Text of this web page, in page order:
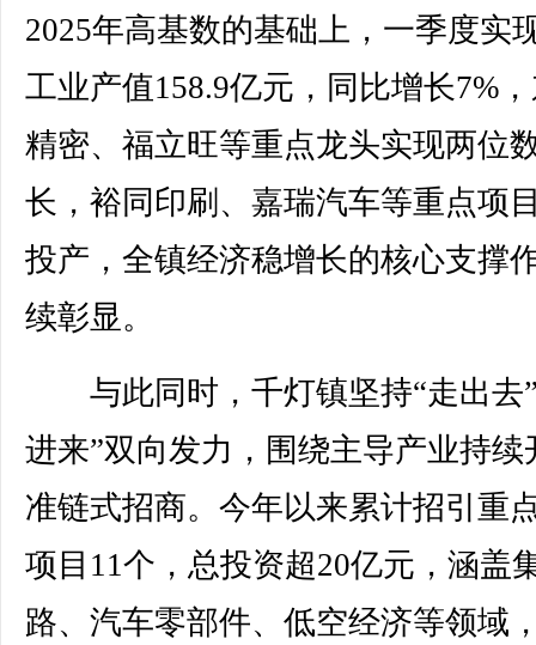
2025年高基数的基础上，一季度实
工业产值158.9亿元，同比增长7%
精密、福立旺等重点龙头实现两位
长，裕同印刷、嘉瑞汽车等重点项
投产，全镇经济稳增长的核心支撑
续彰显。
与此同时，千灯镇坚持“走出去
进来”双向发力，围绕主导产业持续
准链式招商。今年以来累计招引重
项目11个，总投资超20亿元，涵盖
路、汽车零部件、低空经济等领域